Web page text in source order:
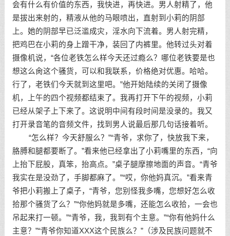
会有什么有价值的东西，我快进，再快进。男人射精了，他
是拔出来射的，精液从他的马眼喷出，直射到小莉的阴部
上。她的阴部早已泛滥成灾，淫水向下流着。男人射完精，
把鸡巴在小莉的身上蹭干净，装回了内裤里。他转过头对着
摄像机说，“各位老铁怎么样今天还过瘾么？哪位老铁要是也
想这么肏这个骚货，可以和我联系，价格绝对优惠。哈哈。
行了，老铁们今天就到这里吧。”他开始陆续的关闭了摄像
机，上午的四个视频都结束了。我再打开下午的视频，小莉
已经从架子上下来了。这说明中间有段时间是没录的。我又
打开录音笔的音频文件，找到男人说最后那几句话接着听。
“怎么样？今天舒服么？”“青爷，求你了，快放我下来，
胳膊和腿都要断了。”看来他已经拿出了小莉嘴里的东西，“向
上抬下屁股，真笨，抬高点。”桌子腿摩擦地面的声音。“青爷
我实在是没劲了，手脚都麻了。”“哎，你他妈真沉。”看来青
爷把小莉搬上了桌子，“青爷，您别怪我多嘴，您想好怎么收
拾那个骚货了么？”“你他妈就是多嘴，还能怎么收拾，一会也
吊起来打一顿。”“青爷，我，我到有个主意。”“你有他妈什么
主意？”“青爷你知道XXX这个民族么？”（涉及民族问题就不